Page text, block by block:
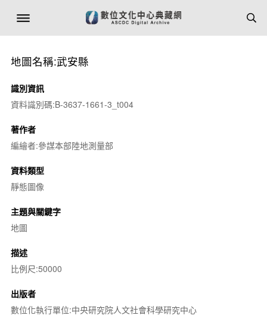
地圖名稱:武安縣
識別資訊
資料識別碼:B-3637-1661-3_t004
著作者
編繪者:參謀本部陸地測量部
資料類型
靜態圖像
主題與關鍵字
地圖
描述
比例尺:50000
出版者
數位化執行單位:中央研究院人文社會科學研究中心